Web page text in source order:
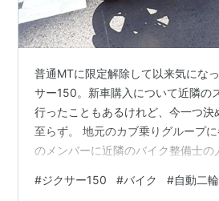
普通MTに限定解除して以来気にな
サー150。新車購入について近隣の
行ったこともあるけれど、今一つ決
至らず。 地元のカブ乗りグループ
のメンバーに近隣のバイク整備士の
た。そして、ネットの中古バイク情
#ジクサー150 #バイク #自動二輪